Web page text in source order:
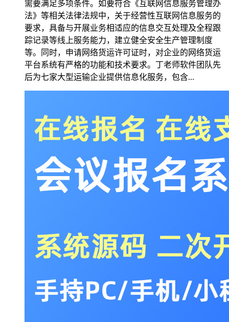
需要满足多项条件。如要符合《互联网信息服务管理办
法》等相关法律法规中，关于经营性互联网信息服务的
要求，具备与开展业务相适应的信息交互处理及全程跟
踪记录等线上服务能力，建立健全安全生产管理制度
等。同时，申请网络货运许可证时，对企业的网络货运
平台系统有严格的功能和技术要求。丁老师软件团队先
后为七家大型运输企业提供信息化服务，包含...